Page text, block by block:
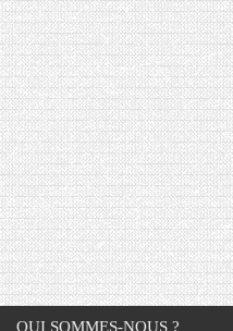
DES AUTRES, CE N’EST QUE LA
BOX DES MOIS DE
RISOTTO
QUI SOMMES-NOUS ?